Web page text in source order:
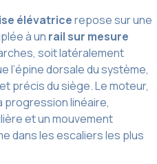
élévatricerepose sur une
à un rail sur mesure
soit latéralement
l’épine dorsale du système,
précis du siège. Le moteur,
progression linéaire,
et un mouvement
dans les escaliers les plus